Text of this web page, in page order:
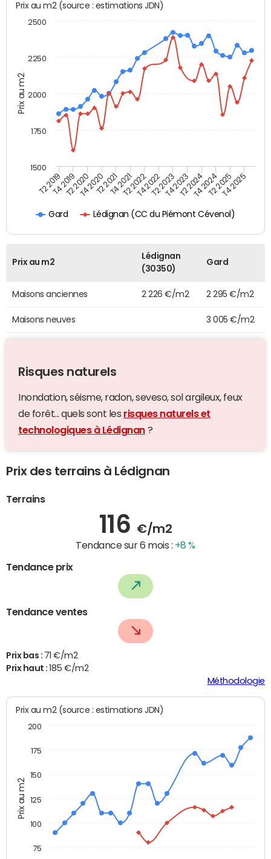
Prix au m2
Prix au m2 (source : estimations JDN)
Gard Lédignan (CC du Piémont Cévenol)
T2 2019T4 2019T2 2020T4 2020T2 2021T4 2021T2 2022T4 2022T2 2023T4 2023T2 2024T4 2024T2 2025T4 2025
1500
1750
2000
2250
2500
Prix au m2
Lédignan
(30350)
Gard
Maisons anciennes 2 226 €/m2 2 295 €/m2
Maisons neuves 3 005 €/m2
Risques naturels
Inondation, séisme, radon, seveso, sol argileux, feux
de forêt... quels sont les risques naturels et
technologiques à Lédignan ?
Prix des terrains à Lédignan
Terrains
116 €/m2
Tendance sur 6 mois : +8 %
Tendance prix
Tendance ventes
Prix bas : 71 €/m2
Prix haut : 185 €/m2
Méthodologie
Prix au m2
Prix au m2 (source : estimations JDN)
75
100
125
150
175
200